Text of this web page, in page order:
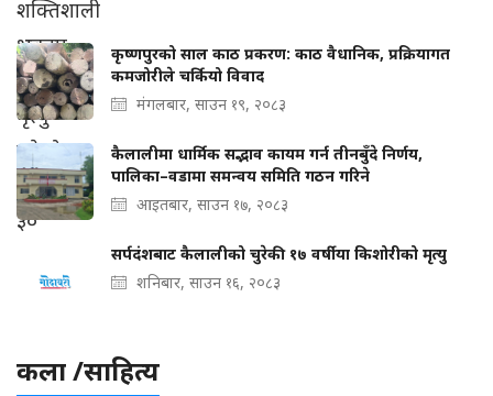
कृष्णपुरको साल काठ प्रकरण: काठ वैधानिक, प्रक्रियागत
कमजोरीले चर्कियो विवाद
मंगलबार, साउन १९, २०८३
कैलालीमा धार्मिक सद्भाव कायम गर्न तीनबुँदे निर्णय,
पालिका–वडामा समन्वय समिति गठन गरिने
आइतबार, साउन १७, २०८३
सर्पदंशबाट कैलालीको चुरेकी १७ वर्षीया किशोरीको मृत्यु
शनिबार, साउन १६, २०८३
कला /साहित्य